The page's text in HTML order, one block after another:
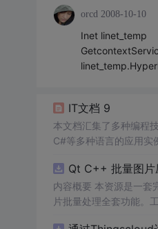
orcd 2008-10-10
Inet linet_temp
IT文档 9
本文档汇集了多种编程
C#等多种语言的应用实
Qt C++ 批量图片
内容概要 本资源是一
片批量处理全套功能。